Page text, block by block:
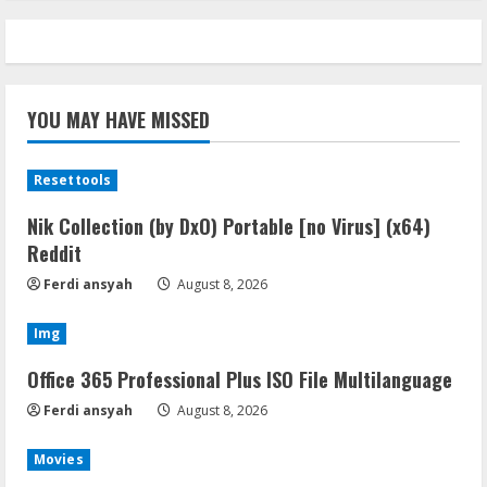
YOU MAY HAVE MISSED
Resettools
Nik Collection (by DxO) Portable [no Virus] (x64)
Reddit
Ferdi ansyah August 8, 2026
Img
Office 365 Professional Plus ISO File Multilanguage
Ferdi ansyah August 8, 2026
Movies